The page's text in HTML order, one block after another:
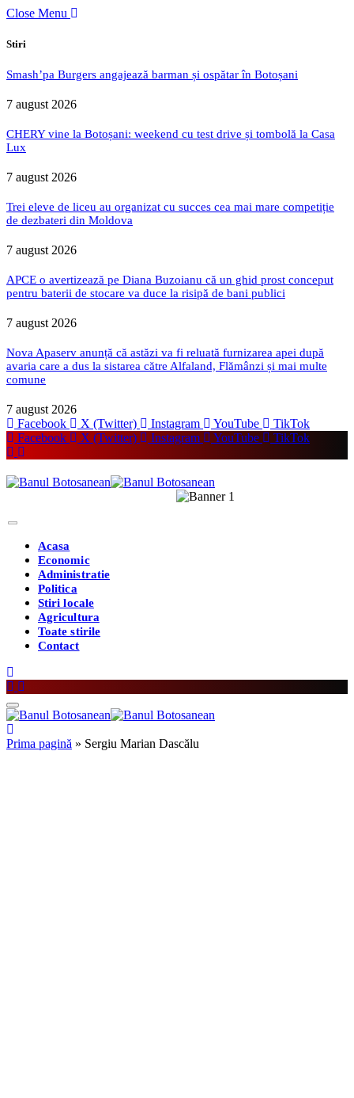
Close Menu
Stiri
Smash’pa Burgers angajează barman și ospătar în Botoșani
7 august 2026
CHERY vine la Botoșani: weekend cu test drive și tombolă la Casa
Lux
7 august 2026
Trei eleve de liceu au organizat cu succes cea mai mare competiție
de dezbateri din Moldova
7 august 2026
APCE o avertizează pe Diana Buzoianu că un ghid prost conceput
pentru baterii de stocare va duce la risipă de bani publici
7 august 2026
Nova Apaserv anunță că astăzi va fi reluată furnizarea apei după
avaria care a dus la sistarea către Alfaland, Flămânzi și mai multe
comune
7 august 2026
Facebook
X (Twitter) Instagram YouTube
TikTok
Facebook
X (Twitter) Instagram YouTube TikTok
Acasa
Economic
Administratie
Politica
Stiri locale
Agricultura
Toate stirile
Contact
Prima pagină » Sergiu Marian Dascălu